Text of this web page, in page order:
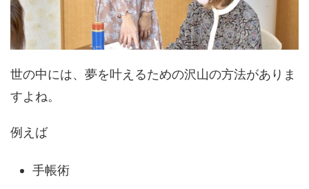
世の中には、夢を叶えるための沢山の方法がありま
すよね。
例えば
手帳術